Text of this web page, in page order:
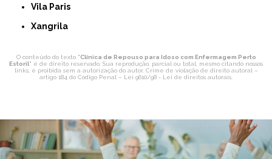
Vila Paris
Xangrila
O conteúdo do texto "Clínica de Repouso para Idoso com Enfermagem Perto
Estoril" é de direito reservado. Sua reprodução, parcial ou total, mesmo citando nossos
links, é proibida sem a autorização do autor. Crime de violação de direito autoral –
artigo 184 do Código Penal – Lei 9610/98 - Lei de direitos autorais